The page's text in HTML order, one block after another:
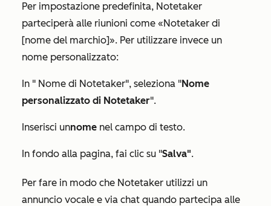
Per impostazione predefinita, Notetaker
parteciperà alle riunioni come «Notetaker di
[nome del marchio]». Per utilizzare invece un
nome personalizzato:
In " Nome di Notetaker", seleziona "Nome
personalizzato di Notetaker".
Inserisci unnome nel campo di testo.
In fondo alla pagina, fai clic su "Salva".
Per fare in modo che Notetaker utilizzi un
annuncio vocale e via chat quando partecipa alle